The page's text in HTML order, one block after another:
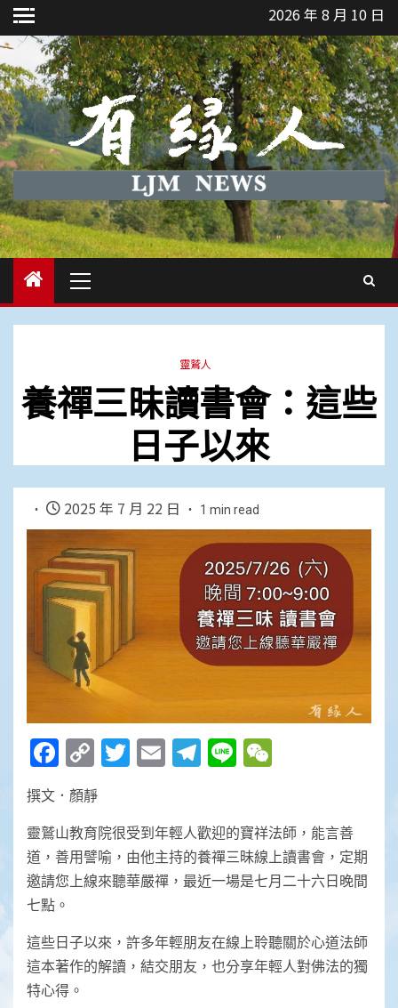
Skip
to
content
2026 年 8 月 10 日
Menu
靈鷲人
養禪三昧讀書會：這些
日子以來
2025 年 7 月 22 日 1 min read
Facebook
Copy
Link
Twitter
EmailTelegram
Line
撰文．顏靜
靈鷲山教育院很受到年輕人歡迎的寶祥法師，能言善
道，善用譬喻，由他主持的養禪三昧線上讀書會，定期
邀請您上線來聽華嚴禪，最近一場是七月二十六日晚間
七點。
這些日子以來，許多年輕朋友在線上聆聽關於心道法師
這本著作的解讀，結交朋友，也分享年輕人對佛法的獨
特心得。